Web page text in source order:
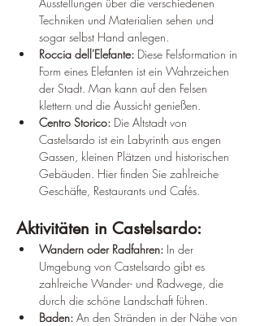
Techniken und Materialien sehen und
sogar selbst Hand anlegen.
Roccia dell'Elefante: Diese Felsformation in
Form eines Elefanten ist ein Wahrzeichen
der Stadt. Man kann auf den Felsen
klettern und die Aussicht genießen.
Centro Storico: Die Altstadt von
Castelsardo ist ein Labyrinth aus engen
Gassen, kleinen Plätzen und historischen
Gebäuden. Hier finden Sie zahlreiche
Geschäfte, Restaurants und Cafés.
Aktivitäten in Castelsardo:
Wandern oder Radfahren: In der
Umgebung von Castelsardo gibt es
zahlreiche Wander- und Radwege, die
durch die schöne Landschaft führen.
Baden: An den Stränden in der Nähe von